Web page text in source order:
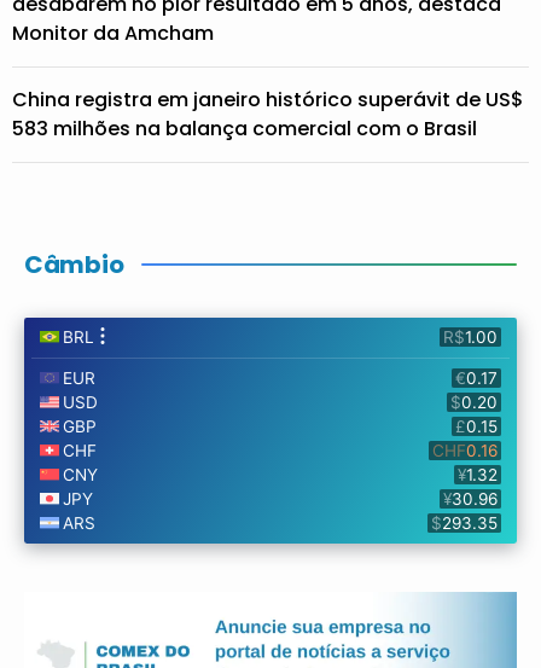
Monitor da Amcham
China registra em janeiro histórico superávit de US$
583 milhões na balança comercial com o Brasil
Câmbio